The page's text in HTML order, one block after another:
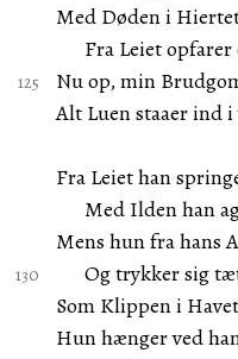
Med Døden i
Fra Leiet opfarer
Nu op, min
Alt Luen staaer ind
Fra Leiet han
Med Ilden han
Mens hun fra hans
Og trykker sig
Som Klippen i
Hun hænger ved